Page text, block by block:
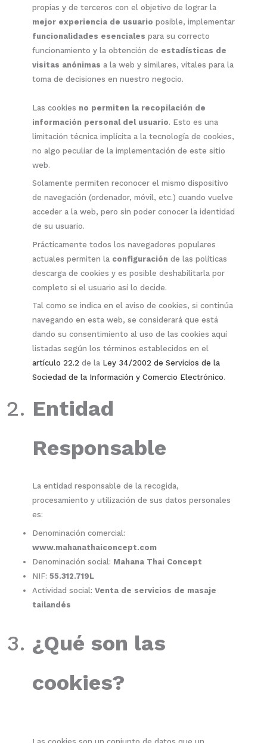
propias y de terceros con el objetivo de lograr la
mejor experiencia de usuario posible, implementar
funcionalidades esenciales para su correcto
funcionamiento y la obtención de estadísticas de
visitas anónimas a la web y similares, vitales para la
toma de decisiones en nuestro negocio.
Las cookies no permiten la recopilación de
información personal del usuario. Esto es una
limitación técnica implícita a la tecnología de cookies,
no algo peculiar de la implementación de este sitio
web.
Solamente permiten reconocer el mismo dispositivo
de navegación (ordenador, móvil, etc.) cuando vuelve
acceder a la web, pero sin poder conocer la identidad
de su usuario.
Prácticamente todos los navegadores populares
actuales permiten la configuraciónde las políticas
descarga de cookies y es posible deshabilitarla por
completo si el usuario así lo decide.
Tal como se indica en el aviso de cookies, si continúa
navegando en esta web, se considerará que está
dando su consentimiento al uso de las cookies aquí
listadas según los términos establecidos en el
artículo 22.2 de la Ley 34/2002 de Servicios de la
Sociedad de la Información y Comercio Electrónico.
Entidad
Responsable
La entidad responsable de la recogida,
procesamiento y utilización de sus datos personales
es:
Denominación comercial:
www.mahanathaiconcept.com
Denominación social: Mahana Thai Concept
NIF: 55.312.719L
Actividad social: Venta de servicios de masaje
tailandés
¿Qué son las
cookies?